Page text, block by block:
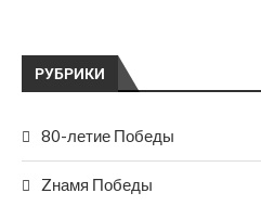
РУБРИКИ
80-летие Победы
Zнамя Победы